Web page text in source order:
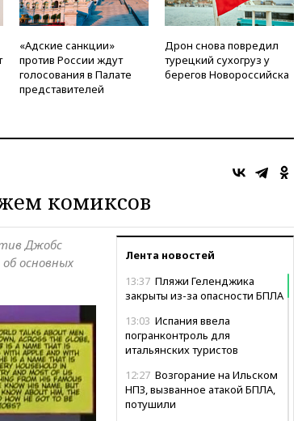
«Адские санкции»
против России ждут
голосования в Палате
представителей
Дрон снова повредил
турецкий сухогруз у
берегов Новороссийска
комиксов
Лента новостей
13:37 Пляжи Геленджика
закрыты из-за опасности БПЛА
13:03 Испания ввела
погранконтроль для
итальянских туристов
12:27 Возгорание на Ильском
НПЗ, вызванное атакой БПЛА,
потушили
Джобс
основных